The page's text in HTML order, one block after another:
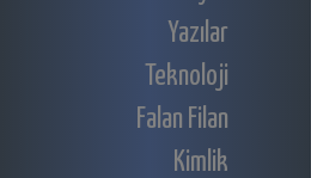
Yazılar
Teknoloji
Falan Filan
Kimlik